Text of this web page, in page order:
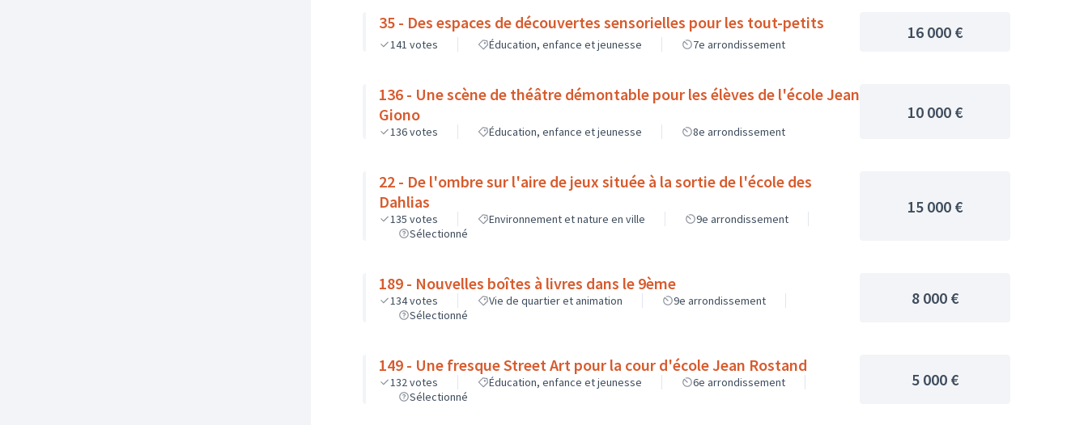
35 - Des espaces de découvertes sensorielles pour les tout-petits
141 votes Éducation, enfance et jeunesse 7e arrondissement
16 000 €
136 - Une scène de théâtre démontable pour les élèves de l'école Jean
Giono
136votes Éducation, enfance et jeunesse 8e arrondissement
10 000 €
22 - De l'ombre sur l'aire de jeux située à la sortie de l'école des
Dahlias
135 votes Environnement et nature en ville
9e arrondissement
Sélectionné
15 000 €
189 - Nouvelles boîtes à livres dans le 9ème
134votes Vie de quartier et animation
9e arrondissement
Sélectionné
8 000 €
149 - Une fresque Street Art pour la cour d'école Jean Rostand
132votes Éducation, enfance et jeunesse
6e arrondissement
Sélectionné
5 000 €